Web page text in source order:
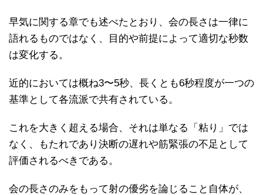
早気に関する章でも述べたとおり、会の長さは一律に
語れるものではなく、目的や前提によって適切な秒数
は変化する。
近的においては概ね3〜5秒、長くとも6秒程度が一つの
基準として各流派で共有されている。
これを大きく超える場合、それは単なる「粘り」では
なく、もたれであり決断の遅れや筋緊張の不足として
評価されるべきである。
会の長さのみをもって射の優劣を論じること自体が、